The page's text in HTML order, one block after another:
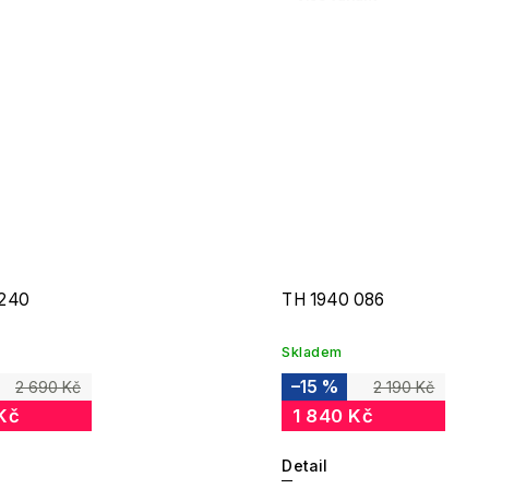
2 690 Kč
TH 1940 086
Skladem
2 190 Kč
–15 %
1 840 Kč
Detail